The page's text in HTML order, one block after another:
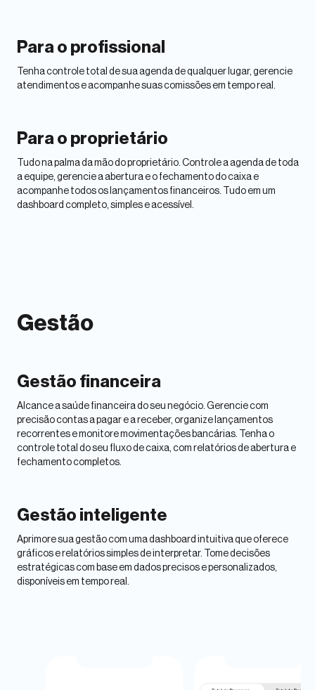
Para o profissional
Tenha controle total de sua agenda de qualquer lugar, gerencie
atendimentos e acompanhe suas comissões em tempo real.
Para o proprietário
Tudo na palma da mão do proprietário. Controle a agenda de toda
a equipe, gerencie a abertura e o fechamento do caixa e
acompanhe todos os lançamentos financeiros. Tudo em um
dashboard completo, simples e acessível.
Gestão
Gestão financeira
Alcance a saúde financeira do seu negócio. Gerencie com
precisão contas a pagar e a receber, organize lançamentos
recorrentes e monitore movimentações bancárias. Tenha o
controle total do seu fluxo de caixa, com relatórios de abertura e
fechamento completos.
Gestão inteligente
Aprimore sua gestão com uma dashboard intuitiva que oferece
gráficos e relatórios simples de interpretar. Tome decisões
estratégicas com base em dados precisos e personalizados,
disponíveis em tempo real.